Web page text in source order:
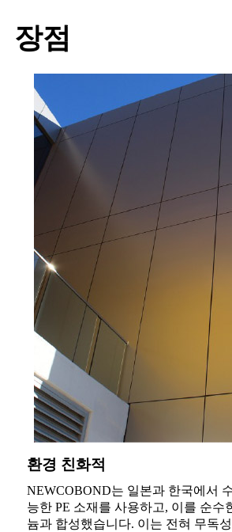
장점
환경 친화적
NEWCOBOND는 일본과 한국에서
능한 PE 소재를 사용하고, 이를 순수
늄과 합성했습니다. 이는 전혀 무독